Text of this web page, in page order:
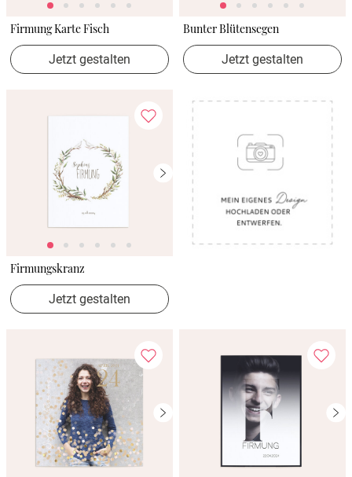
Firmung Karte Fisch
Jetzt gestalten
Bunter Blütensegen
Jetzt gestalten
Firmungskranz
Jetzt gestalten